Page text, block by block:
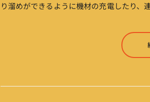
り溜めができるように機材の充電したり、